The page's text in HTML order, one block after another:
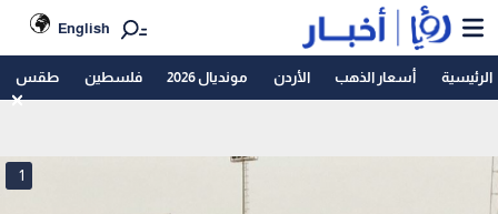
English
الرئيسية أسعار الذهب الأردن مونديال 2026 فلسطين طقس
1